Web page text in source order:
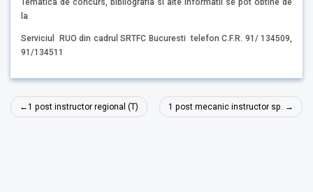
Tematica de concurs, bibliografia si alte informatii se pot obtine de
la
Serviciul RUO din cadrul SRTFC Bucuresti telefon C.F.R. 91/ 134509,
91/134511
Navigare
în
1 post instructor regional (T) 1 post mecanic instructor sp.